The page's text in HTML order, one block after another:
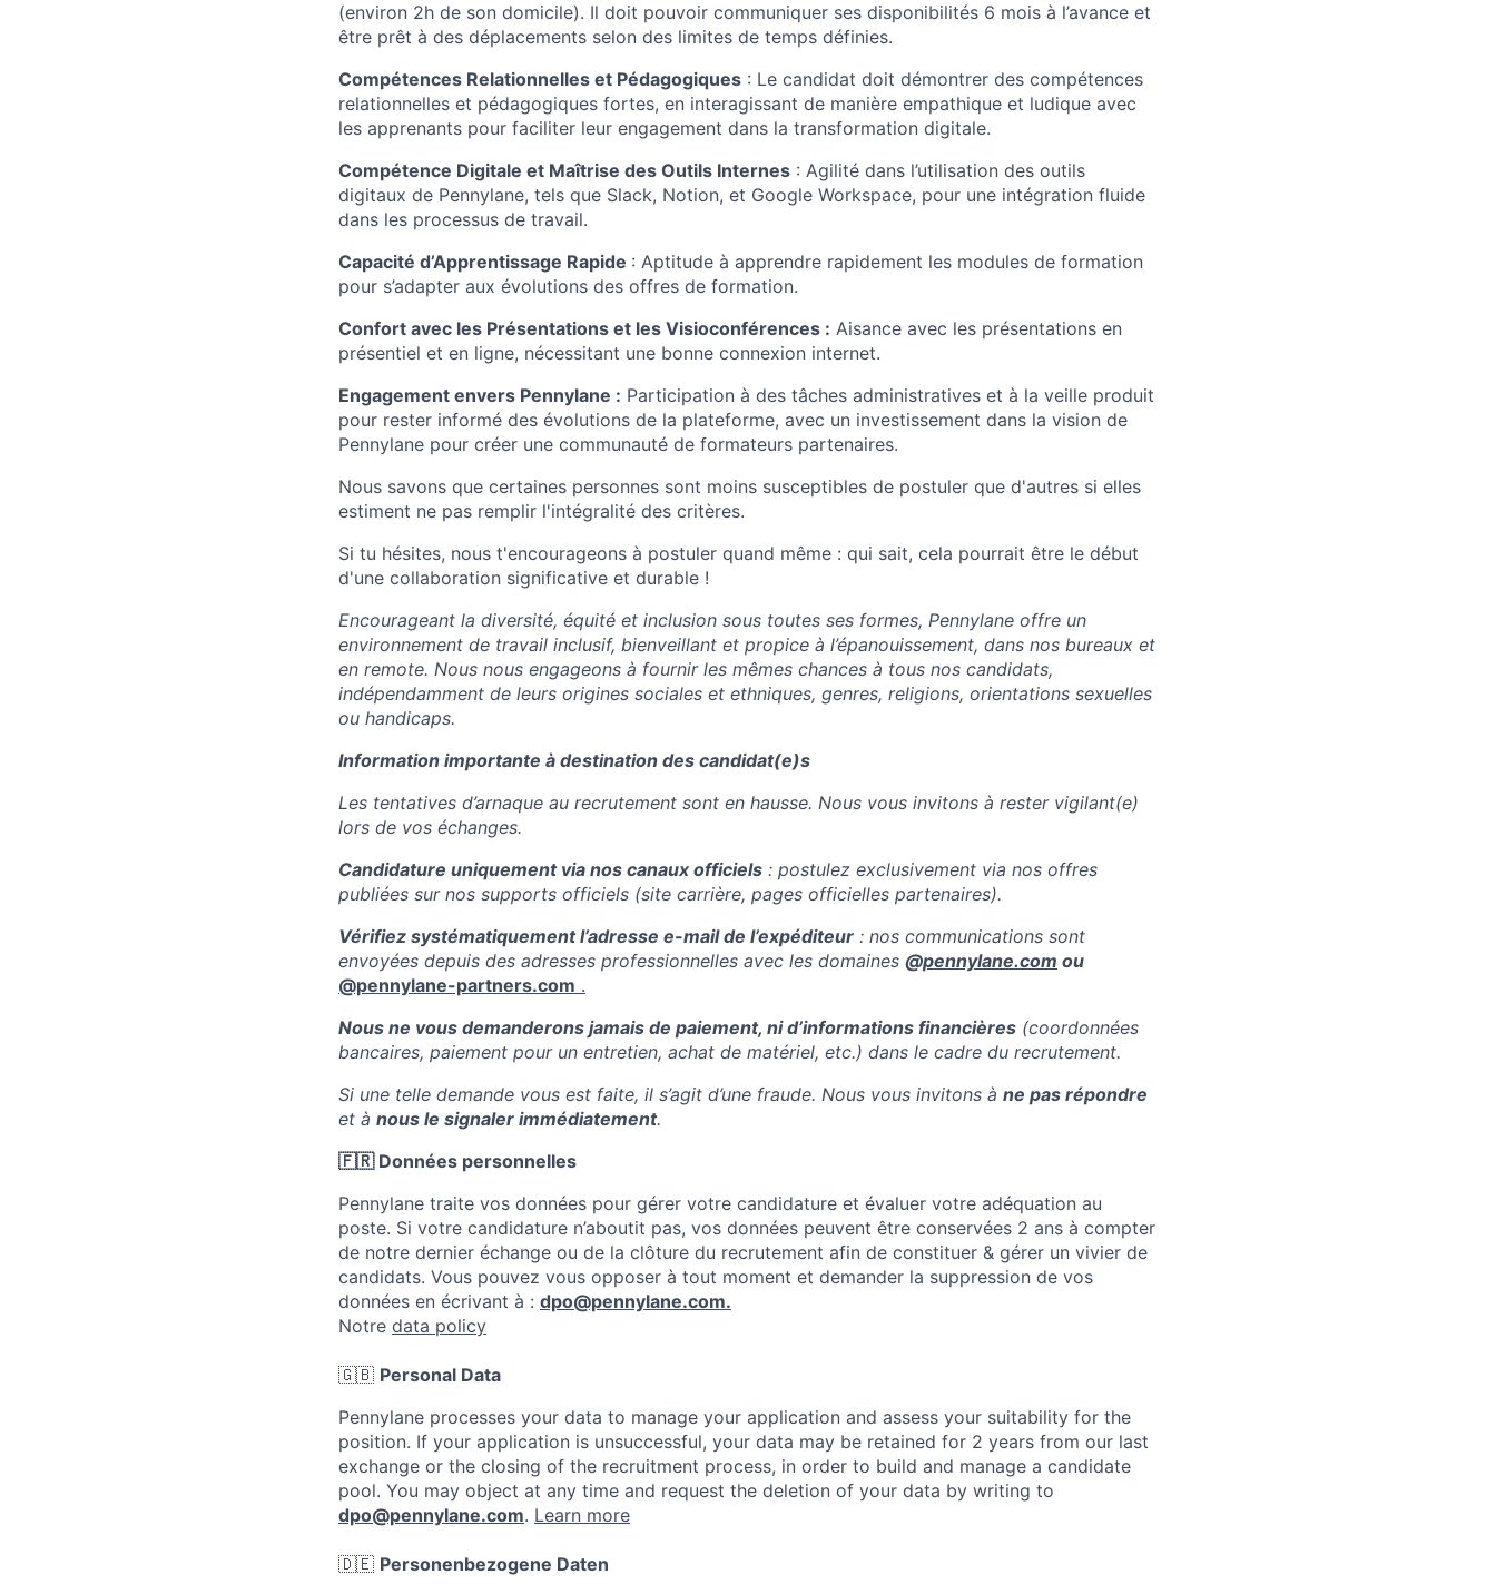
(environ 2h de son domicile). Il doit pouvoir communiquer ses disponibilités 6 mois à l’avance et
être prêt à des déplacements selon des limites de temps définies.
Compétences Relationnelles et Pédagogiques : Le candidat doit démontrer des compétences
relationnelles et pédagogiques fortes, en interagissant de manière empathique et ludique avec
les apprenants pour faciliter leur engagement dans la transformation digitale.
Compétence Digitale et Maîtrise des Outils Internes : Agilité dans l’utilisation des outils
digitaux de Pennylane, tels que Slack, Notion, et Google Workspace, pour une intégration fluide
dans les processus de travail.
Capacité d’Apprentissage Rapide : Aptitude à apprendre rapidement les modules de formation
pour s’adapter aux évolutions des offres de formation.
Confort avec les Présentations et les Visioconférences : Aisance avec les présentations en
présentiel et en ligne, nécessitant une bonne connexion internet.
Engagement envers Pennylane : Participation à des tâches administratives et à la veille produit
pour rester informé des évolutions de la plateforme, avec un investissement dans la vision de
Pennylane pour créer une communauté de formateurs partenaires.
Nous savons que certaines personnes sont moins susceptibles de postuler que d'autres si elles
estiment ne pas remplir l'intégralité des critères.
Si tu hésites, nous t'encourageons à postuler quand même : qui sait, cela pourrait être le début
d'une collaboration significative et durable !
Encourageant la diversité, équité et inclusion sous toutes ses formes, Pennylane offre un
environnement de travail inclusif, bienveillant et propice à l’épanouissement, dans nos bureaux et
en remote. Nous nous engageons à fournir les mêmes chances à tous nos candidats,
indépendamment de leurs origines sociales et ethniques, genres, religions, orientations sexuelles
ou handicaps.
Information importante à destination des candidat(e)s
Les tentatives d’arnaque au recrutement sont en hausse. Nous vous invitons à rester vigilant(e)
lors de vos échanges.
Candidature uniquement via nos canaux officiels : postulez exclusivement via nos offres
publiées sur nos supports officiels (site carrière, pages officielles partenaires).
Vérifiez systématiquement l’adresse e-mail de l’expéditeur : nos communications sont
envoyées depuis des adresses professionnelles avec les domaines @pennylane.com ou
@pennylane-partners.com .
Nous ne vous demanderons jamais de paiement, ni d’informations financières (coordonnées
bancaires, paiement pour un entretien, achat de matériel, etc.) dans le cadre du recrutement.
Si une telle demande vous est faite, il s’agit d’une fraude. Nous vous invitons à ne pas répondre
et à nous le signaler immédiatement.
🇫🇷 Données personnelles
Pennylane traite vos données pour gérer votre candidature et évaluer votre adéquation au
poste. Si votre candidature n’aboutit pas, vos données peuvent être conservées 2 ans à compter
de notre dernier échange ou de la clôture du recrutement afin de constituer & gérer un vivier de
candidats. Vous pouvez vous opposer à tout moment et demander la suppression de vos
données en écrivant à : dpo@pennylane.com.
Notre data policy
🇬🇧 Personal Data
Pennylane processes your data to manage your application and assess your suitability for the
position. If your application is unsuccessful, your data may be retained for 2 years from our last
exchange or the closing of the recruitment process, in order to build and manage a candidate
pool. You may object at any time and request the deletion of your data by writing to
dpo@pennylane.com. Learn more
🇩🇪 Personenbezogene Daten